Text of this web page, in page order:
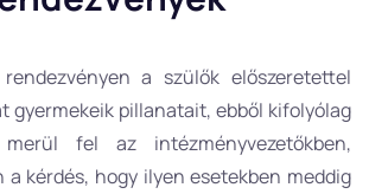
a szülők előszeretettel
gyermekeik pillanatait, ebből kifolyólag
fel az intézményvezetőkben,
a kérdés, hogy ilyen esetekben meddig